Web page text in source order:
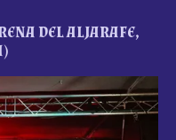
DEL ALJARAFE,